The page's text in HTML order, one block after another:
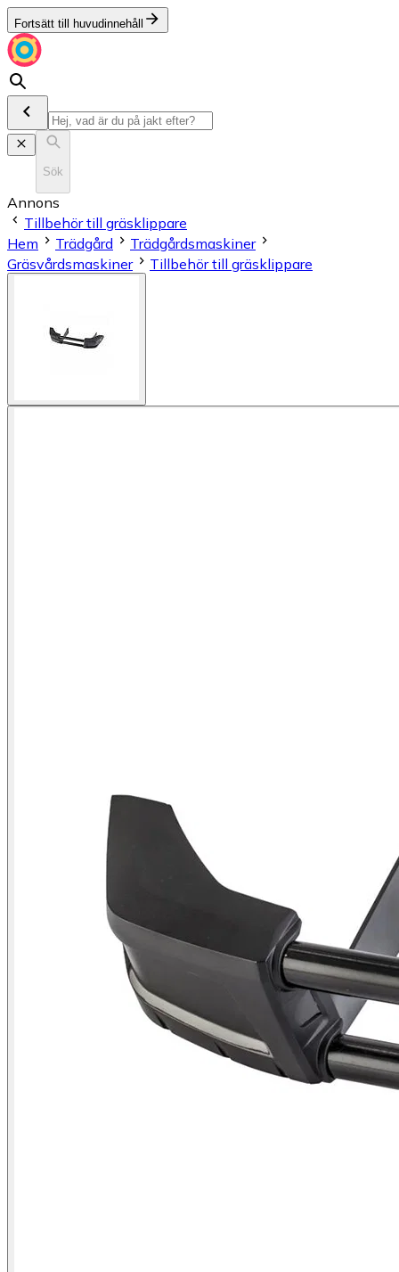
Fortsätt till huvudinnehåll
Sök
Annons
Tillbehör till gräsklippare
Hem
Trädgård
Trädgårdsmaskiner
Gräsvårdsmaskiner
Tillbehör till gräsklippare